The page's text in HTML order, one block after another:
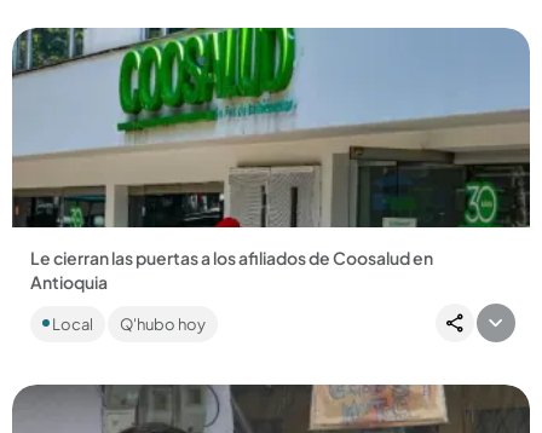
Compartir Noticia
Le cierran las puertas a los afiliados de Coosalud en
Antioquia
Por deudas con los hospitales públicos del departamento, 17
entidades decidieron cerrar algunos servicios a sus
Local Q'hubo hoy